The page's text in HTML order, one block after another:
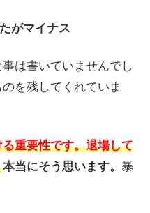
がマイナス
は書いていませんでし
を残してくれていま
重要性です。退場して
本当にそう思います。 暴